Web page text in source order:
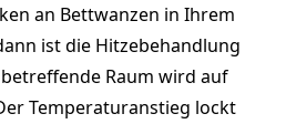
an Bettwanzen in Ihrem
ist die Hitzebehandlung
Raum wird auf
Temperaturanstieg lockt